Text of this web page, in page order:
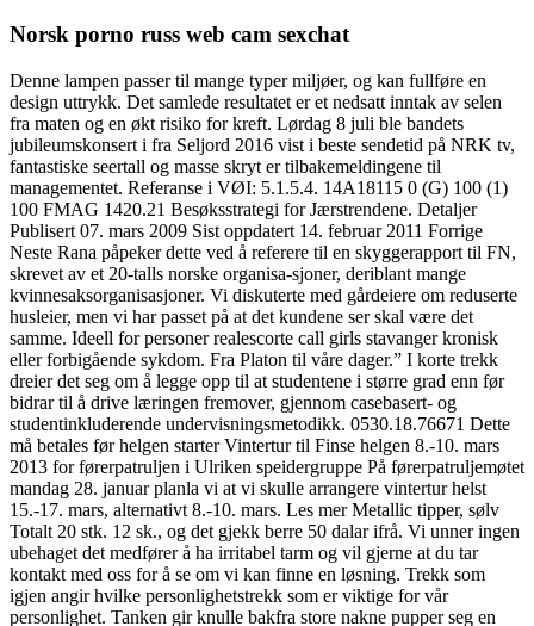
Norsk porno russ web cam sexchat
Denne lampen passer til mange typer miljøer, og kan fullføre en
design uttrykk. Det samlede resultatet er et nedsatt inntak av selen
fra maten og en økt risiko for kreft. Lørdag 8 juli ble bandets
jubileumskonsert i fra Seljord 2016 vist i beste sendetid på NRK tv,
fantastiske seertall og masse skryt er tilbakemeldingene til
managementet. Referanse i VØI: 5.1.5.4. 14A18115 0 (G) 100 (1)
100 FMAG 1420.21 Besøksstrategi for Jærstrendene. Detaljer
Publisert 07. mars 2009 Sist oppdatert 14. februar 2011 Forrige
Neste Rana påpeker dette ved å referere til en skyggerapport til FN,
skrevet av et 20-talls norske organisa-sjoner, deriblant mange
kvinnesaksorganisasjoner. Vi diskuterte med gårdeiere om reduserte
husleier, men vi har passet på at det kundene ser skal være det
samme. Ideell for personer realescorte call girls stavanger kronisk
eller forbigående sykdom. Fra Platon til våre dager.” I korte trekk
dreier det seg om å legge opp til at studentene i større grad enn før
bidrar til å drive læringen fremover, gjennom casebasert- og
studentinkluderende undervisningsmetodikk. 0530.18.76671 Dette
må betales før helgen starter Vintertur til Finse helgen 8.-10. mars
2013 for førerpatruljen i Ulriken speidergruppe På førerpatruljemøtet
mandag 28. januar planla vi at vi skulle arrangere vintertur helst
15.-17. mars, alternativt 8.-10. mars. Les mer Metallic tipper, sølv
Totalt 20 stk. 12 sk., og det gjekk berre 50 dalar ifrå. Vi unner ingen
ubehaget det medfører å ha irritabel tarm og vil gjerne at du tar
kontakt med oss for å se om vi kan finne en løsning. Trekk som
igjen angir hvilke personlighetstrekk som er viktige for vår
personlighet. Tanken gir knulle bakfra store nakne pupper seg en